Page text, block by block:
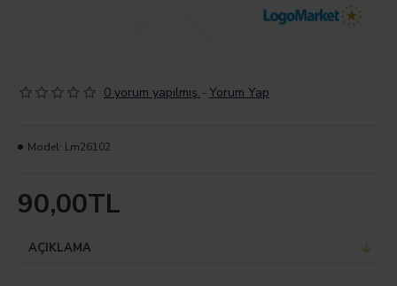
0 yorum yapılmış. -Yorum Yap
90,00TL
Model: Lm26102
AÇIKLAMA